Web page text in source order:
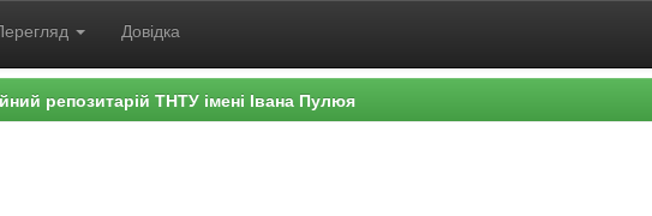
Довідка
репозитарій ТНТУ імені Івана Пулюя